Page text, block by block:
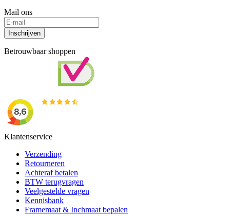
Mail ons
Inschrijven
Betrouwbaar shoppen
Klantenservice
Verzending
Retourneren
Achteraf betalen
BTW terugvragen
Veelgestelde vragen
Kennisbank
Framemaat & Inchmaat bepalen